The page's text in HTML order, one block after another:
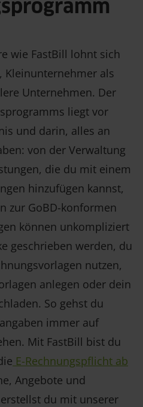
wie FastBill lohnt sich
Kleinunternehmer als
Unternehmen. Der
liegt vor
und darin, alles an
von der Verwaltung
die du mit einem
hinzufügen kannst,
zur GoBD-konformen
können unkompliziert
geschrieben werden, du
nutzen,
anlegen oder dein
So gehst du
immer auf
Mit FastBill bist du
E-Rechnungspflicht ab
Angebote und
du mit unserer